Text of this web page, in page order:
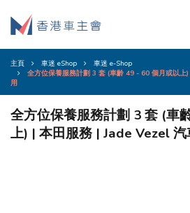
主頁 車迷 eShop
車迷 e-Shop
全方位保養服務計劃 3 套 (車齡 49 - 60 個月或以
用
全方位保養服務計劃 3 套 (車
上) | 本田服務 | Jade Vezel